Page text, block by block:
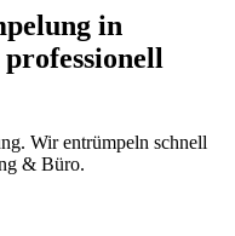
in
Wir entrümpeln schnell
& Büro.